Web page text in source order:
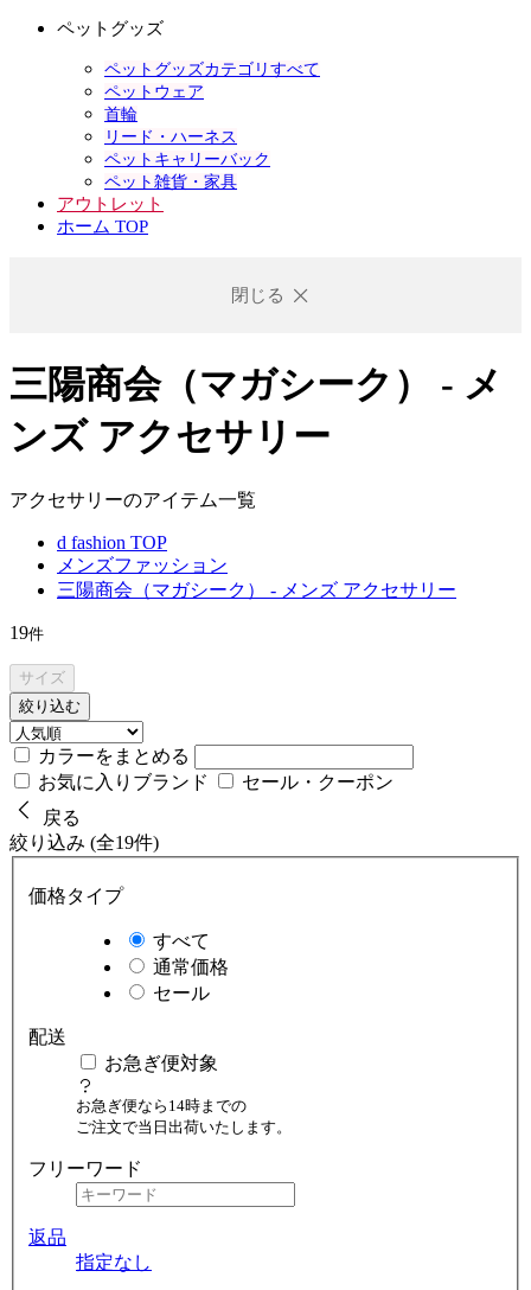
ペットグッズ
ペットグッズカテゴリすべて
ペットウェア
首輪
リード・ハーネス
ペットキャリーバック
ペット雑貨・家具
アウトレット
ホーム TOP
閉じる
三陽商会（マガシーク） - メ
ンズ アクセサリー
アクセサリーのアイテム一覧
d fashion TOP
メンズファッション
三陽商会（マガシーク） - メンズ アクセサリー
19件
サイズ
絞り込む
カラーをまとめる
お気に入りブランド
セール・クーポン
戻る
絞り込み (全19件)
価格タイプ
すべて
通常価格
セール
配送
お急ぎ便対象
お急ぎ便なら14時までの
ご注文で当日出荷いたします。
フリーワード
返品
指定なし